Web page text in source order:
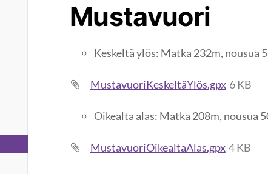
Mustavuori
Keskeltä ylös: Matka 232m, nousua
MustavuoriKeskeltäYlös.gpx 6 KB
Oikealta alas: Matka 208m, nousua
MustavuoriOikealtaAlas.gpx 4 KB